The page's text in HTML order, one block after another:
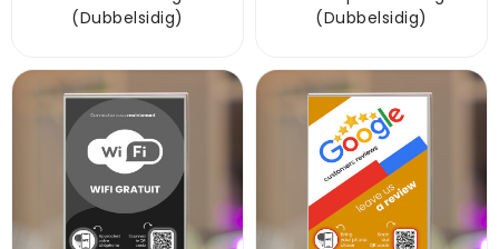
(dubbelsidig)
(dubbelsidig)